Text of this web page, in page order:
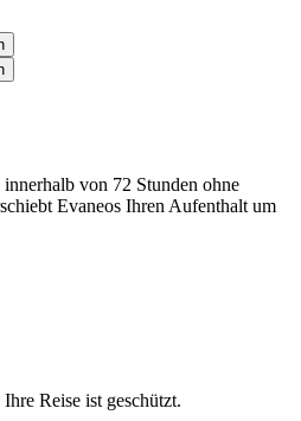
von 72 Stunden ohne
Evaneos Ihren Aufenthalt um
Reise ist geschützt.